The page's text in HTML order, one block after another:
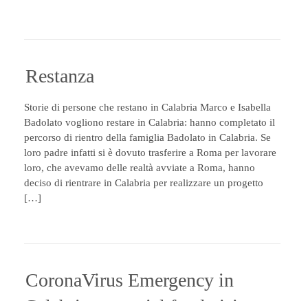
Restanza
Storie di persone che restano in Calabria Marco e Isabella
Badolato vogliono restare in Calabria: hanno completato il
percorso di rientro della famiglia Badolato in Calabria. Se
loro padre infatti si è dovuto trasferire a Roma per lavorare
loro, che avevamo delle realtà avviate a Roma, hanno
deciso di rientrare in Calabria per realizzare un progetto
[…]
CoronaVirus Emergency in